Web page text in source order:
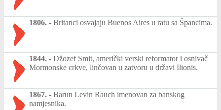
1806. - Britanci osvajaju Buenos Aires u ratu sa Špancima.
1844. - Džozef Smit, američki verski reformator i osnivač
Mormonske crkve, linčovan u zatvoru u državi Ilionis.
1867. - Barun Levin Rauch imenovan za banskog
namjesnika.